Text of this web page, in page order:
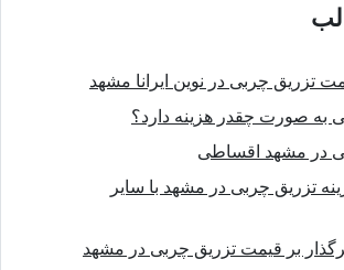
تزریق چربی در نوین ایرانا مشهد
به صورت چقدر هزینه دارد؟
در مشهد اقساطی
تزریق چربی در مشهد با سایر
بر قیمت تزریق چربی در مشهد